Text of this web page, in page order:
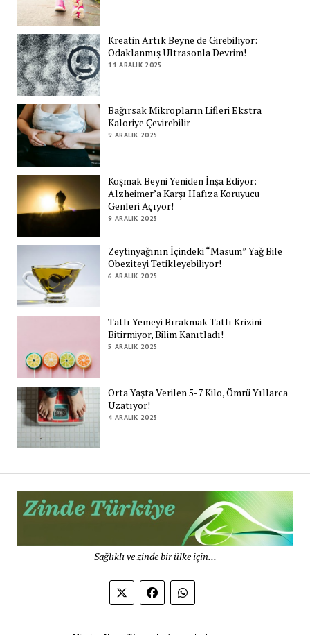
Kreatin Artık Beyne de Girebiliyor:
Odaklanmış Ultrasonla Devrim!
11 ARALIK 2025
Bağırsak Mikropların Lifleri Ekstra
Kaloriye Çevirebilir
9 ARALIK 2025
Koşmak Beyni Yeniden İnşa Ediyor:
Alzheimer’a Karşı Hafıza Koruyucu
Genleri Açıyor!
9 ARALIK 2025
Zeytinyağının İçindeki “Masum” Yağ Bile
Obeziteyi Tetikleyebiliyor!
6 ARALIK 2025
Tatlı Yemeyi Bırakmak Tatlı Krizini
Bitirmiyor, Bilim Kanıtladı!
5 ARALIK 2025
Orta Yaşta Verilen 5-7 Kilo, Ömrü Yıllarca
Uzatıyor!
4 ARALIK 2025
Sağlıklı ve zinde bir ülke için...